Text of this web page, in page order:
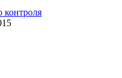
контроля